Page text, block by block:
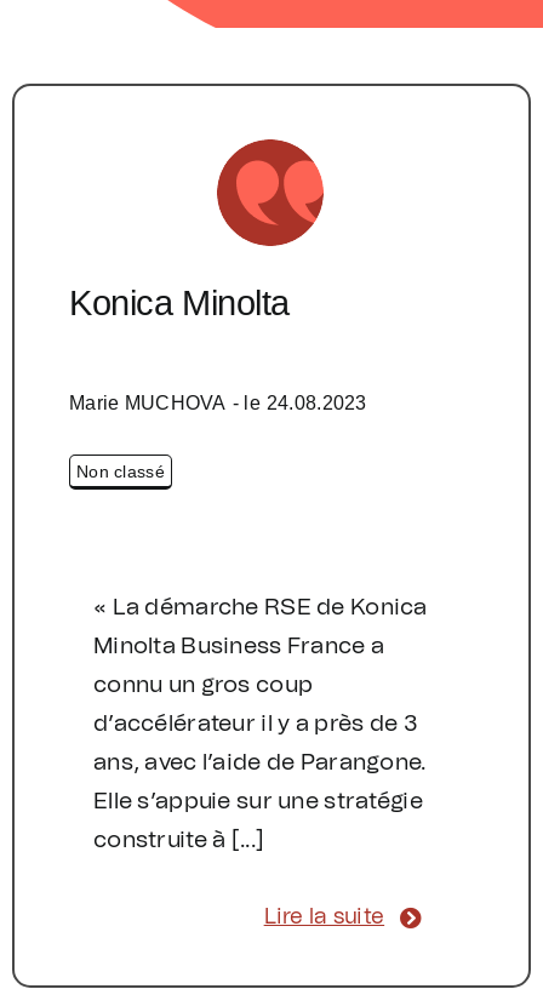
Konica Minolta
Marie MUCHOVA - le 24.08.2023
Non classé
« La démarche RSE de Konica
Minolta Business France a
connu un gros coup
d’accélérateur il y a près de 3
ans, avec l’aide de Parangone.
Elle s’appuie sur une stratégie
construite à [...]
Lire la suite